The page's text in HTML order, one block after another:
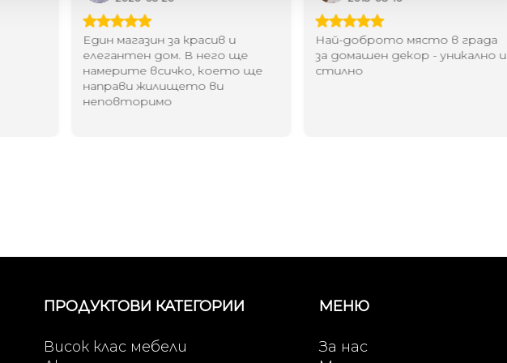
Един магазин за красив и
елегантен дом. В него ще
намерите всичко, което ще
направи жилището ви
неповторимо
Най-доброто място в града
за домашен декор - уникално и
стилно
ПРОДУКТОВИ КАТЕГОРИИ
Висок клас мебели
МЕНЮ
За нас